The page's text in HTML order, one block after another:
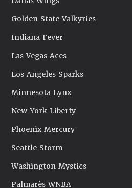
Golden State Valkyries
Indiana Fever
Las Vegas Aces
Los Angeles Sparks
Minnesota Lynx
New York Liberty
Phoenix Mercury
Seattle Storm
Washington Mystics
Palmarès WNBA